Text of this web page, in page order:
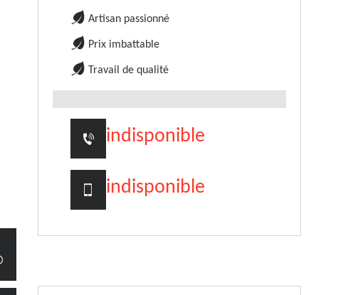
Artisan passionné
Prix imbattable
Travail de qualité
indisponible
indisponible